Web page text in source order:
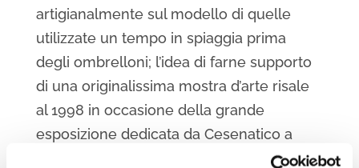
artigianalmente sul modello di quelle
utilizzate un tempo in spiaggia prima
degli ombrelloni; l’idea di farne supporto
di una originalissima mostra d’arte risale
al 1998 in occasione della grande
esposizione dedicata da Cesenatico a
Dario Fo e a Franca Rame. Da allora, le